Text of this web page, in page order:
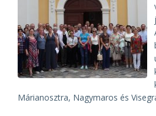
Márianosztra, Nagymaros és